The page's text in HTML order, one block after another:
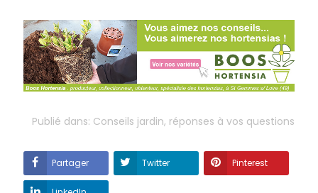
Publié dans: Conseils jardin, réponses à vos questions
Partager Twitter Pinterest